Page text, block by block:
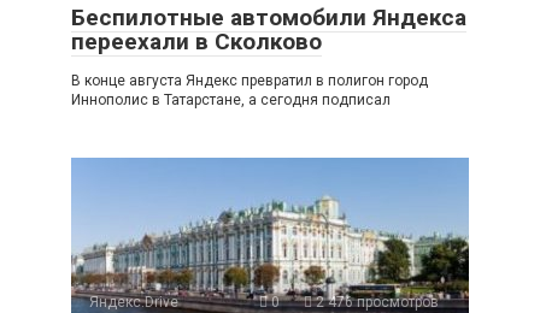
Беспилотные автомобили Яндекса
переехали в Сколково
В конце августа Яндекс превратил в полигон город
Иннополис в Татарстане, а сегодня подписал
Яндекс.Drive 0 2 476 просмотров